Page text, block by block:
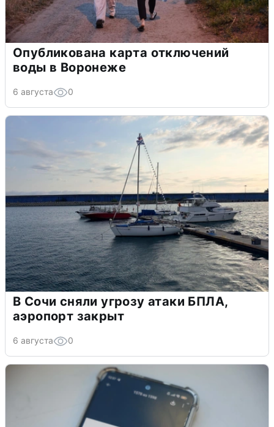
Опубликована карта отключений
воды в Воронеже
6 августа 0
В Сочи сняли угрозу атаки БПЛА,
аэропорт закрыт
6 августа 0